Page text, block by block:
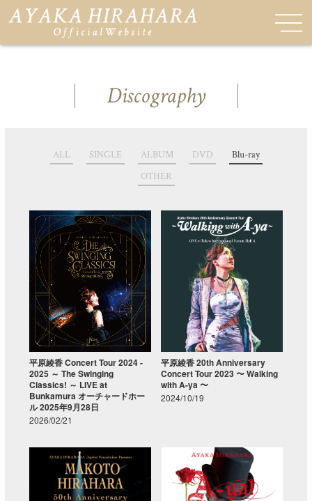
Discography
ALL SINGLE ALBUM DVD
Blu-ray
OTHER
平原綾香 Concert Tour 2024 -
2025 ～ The Swinging
Classics! ～ LIVE at
Bunkamura オーチャードホー
ル 2025年9月28日
2026/02/21
平原綾香 20th Anniversary
Concert Tour 2023 〜 Walking
with A-ya 〜
2024/10/19